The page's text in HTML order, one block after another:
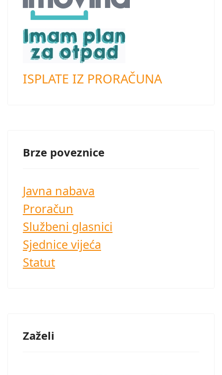
ISPLATE IZ PRORAČUNA
Brze poveznice
Javna nabava
Proračun
Službeni glasnici
Sjednice vijeća
Statut
Zaželi